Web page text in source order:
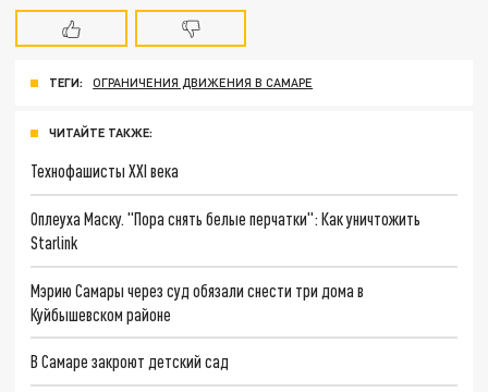
ТЕГИ: ОГРАНИЧЕНИЯ ДВИЖЕНИЯ В САМАРЕ
ЧИТАЙТЕ ТАКЖЕ:
Технофашисты XXI века
Оплеуха Маску. "Пора снять белые перчатки": Как уничтожить
Starlink
Мэрию Самары через суд обязали снести три дома в
Куйбышевском районе
В Самаре закроют детский сад